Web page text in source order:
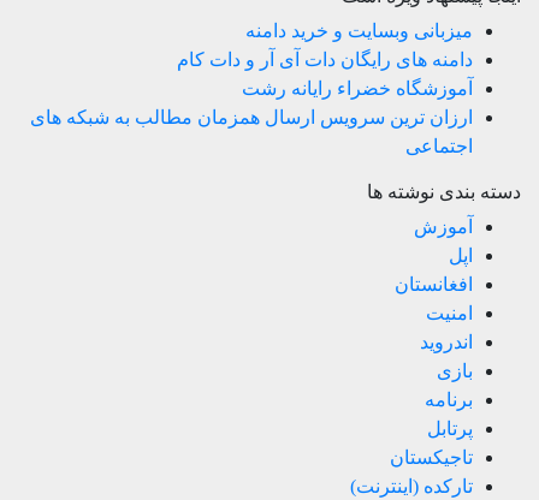
میزبانی وبسایت و خرید دامنه
دامنه های رایگان دات آی آر و دات کام
آموزشگاه خضراء رایانه رشت
ارزان ترین سرویس ارسال همزمان مطالب به شبکه های
اجتماعی
دسته بندی نوشته ها
آموزش
اپل
افغانستان
امنیت
اندروید
بازی
برنامه
پرتابل
تاجیکستان
تارکده (اینترنت)